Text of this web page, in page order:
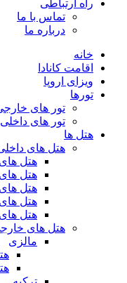
راه ارتباطی
تماس با ما
درباره ما
خانه
اقامت کانادا
ویزای اروپا
تورها
تور های
تور های داخلی
هتل ها
هتل های
هتل
هتل
هتل
هتل
هتل
هتل های
مالزی